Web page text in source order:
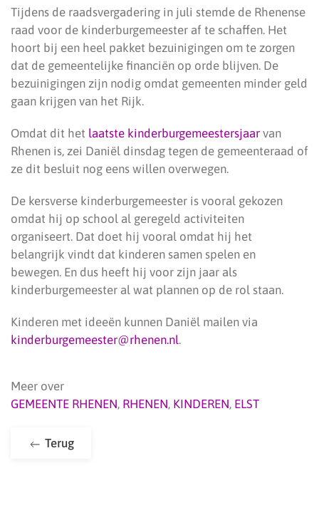
Tijdens de raadsvergadering in juli stemde de Rhenense
raad voor de kinderburgemeester af te schaffen. Het
hoort bij een heel pakket bezuinigingen om te zorgen
dat de gemeentelijke financiën op orde blijven. De
bezuinigingen zijn nodig omdat gemeenten minder geld
gaan krijgen van het Rijk.
Omdat dit het laatste kinderburgemeestersjaar van
Rhenen is, zei Daniël dinsdag tegen de gemeenteraad of
ze dit besluit nog eens willen overwegen.
De kersverse kinderburgemeester is vooral gekozen
omdat hij op school al geregeld activiteiten
organiseert. Dat doet hij vooral omdat hij het
belangrijk vindt dat kinderen samen spelen en
bewegen. En dus heeft hij voor zijn jaar als
kinderburgemeester al wat plannen op de rol staan.
Kinderen met ideeën kunnen Daniël mailen via
kinderburgemeester@rhenen.nl.
Meer over
GEMEENTE RHENEN, RHENEN, KINDEREN, ELST
Terug